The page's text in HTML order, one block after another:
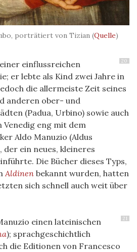
porträtiert von Tizian (Quelle)
20
einflussreichen
er lebte als Kind zwei Jahre in
die allermeiste Zeit seines
anderen ober- und
(Padua, Urbino) sowie auch
Venedig eng mit dem
Aldo Manuzio (Aldus
der ein neues, kleineres
Die Bücher dieses Typs,
Aldinen bekannt wurden, hatten
sich schnell auch weit über
21
einen lateinischen
); sprachgeschichtlich
die Editionen von Francesco